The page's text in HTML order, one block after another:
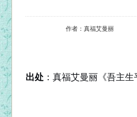
作者：真福艾曼丽
出处 ：真福艾曼丽《吾主